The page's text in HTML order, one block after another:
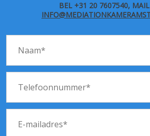
BEL +31 20 7607540,